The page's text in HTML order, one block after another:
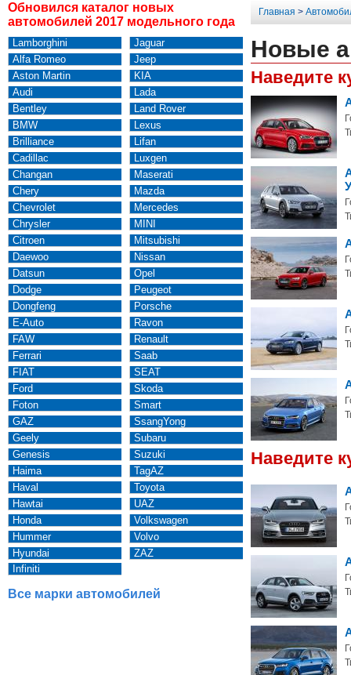
Обновился каталог новых
автомобилей 2017 модельного года
Lamborghini
Alfa Romeo
Aston Martin
Audi
Bentley
BMW
Brilliance
Cadillac
Changan
Chery
Chevrolet
Chrysler
Citroen
Daewoo
Datsun
Dodge
Dongfeng
E-Auto
FAW
Ferrari
FIAT
Ford
Foton
GAZ
Geely
Genesis
Haima
Haval
Hawtai
Honda
Hummer
Hyundai
Infiniti
Jaguar
Jeep
KIA
Lada
Land Rover
Lexus
Lifan
Luxgen
Maserati
Mazda
Mercedes
MINI
Mitsubishi
Nissan
Opel
Peugeot
Porsche
Ravon
Renault
Saab
SEAT
Skoda
Smart
SsangYong
Subaru
Suzuki
TagAZ
Toyota
UAZ
Volkswagen
Volvo
ZAZ
Все марки автомобилей
Главная >
Новые
Наведите
Наведите